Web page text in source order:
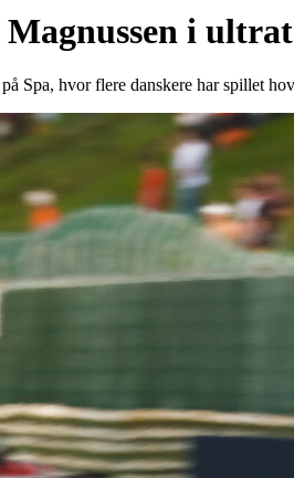
i
Spa, hvor flere danskere har spillet